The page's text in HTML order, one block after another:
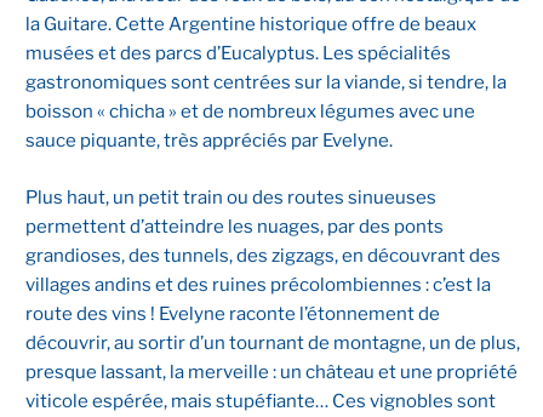
la Guitare. Cette Argentine historique offre de beaux
musées et des parcs d’Eucalyptus. Les spécialités
gastronomiques sont centrées sur la viande, si tendre, la
boisson « chicha » et de nombreux légumes avec une
sauce piquante, très appréciés par Evelyne.
Plus haut, un petit train ou des routes sinueuses
permettent d’atteindre les nuages, par des ponts
grandioses, des tunnels, des zigzags, en découvrant des
villages andins et des ruines précolombiennes : c’est la
route des vins ! Evelyne raconte l’étonnement de
découvrir, au sortir d’un tournant de montagne, un de plus,
presque lassant, la merveille : un château et une propriété
viticole espérée, mais stupéfiante… Ces vignobles sont